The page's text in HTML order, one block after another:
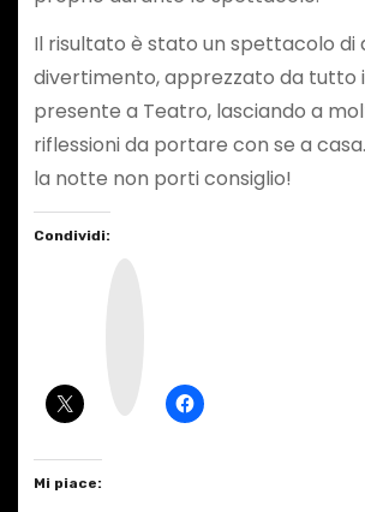
Il risultato è stato un spettacolo di
divertimento, apprezzato da tutto
presente a Teatro, lasciando a
riflessioni da portare con se a
la notte non porti consiglio!
Condividi:
Mi piace: